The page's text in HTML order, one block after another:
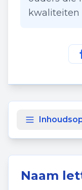
kwaliteiten
Naam